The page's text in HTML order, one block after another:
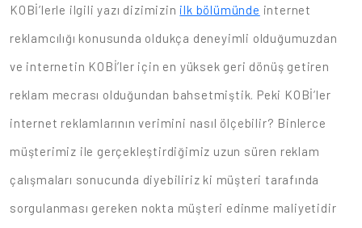
KOBİ’lerle ilgili yazı dizimizin ilk bölümünde internet
reklamcılığı konusunda oldukça deneyimli olduğumuzdan
ve internetin KOBİ’ler için en yüksek geri dönüş getiren
reklam mecrası olduğundan bahsetmiştik. Peki KOBİ’ler
internet reklamlarının verimini nasıl ölçebilir? Binlerce
müşterimiz ile gerçekleştirdiğimiz uzun süren reklam
çalışmaları sonucunda diyebiliriz ki müşteri tarafında
sorgulanması gereken nokta müşteri edinme maliyetidir